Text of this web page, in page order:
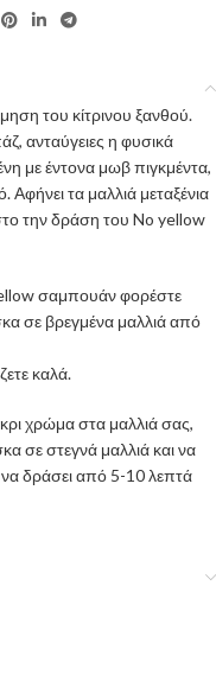
του κίτρινου ξανθού.
ανταύγειες η φυσικά
με έντονα μωβ πιγκμέντα,
Αφήνει τα μαλλιά μεταξένια
την δράση του No yellow
σαμπουάν φορέστε
σε βρεγμένα μαλλιά από
καλά.
χρώμα στα μαλλιά σας,
σε στεγνά μαλλιά και να
δράσει από 5-10 λεπτά